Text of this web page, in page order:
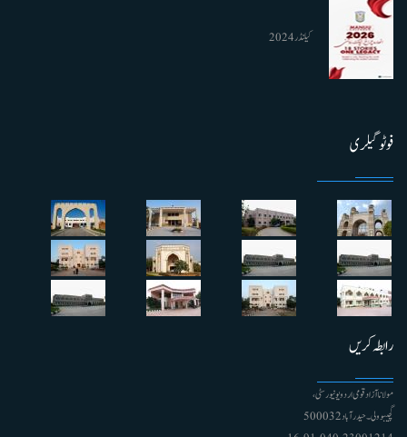
کیلنڈر 2024
فوٹو گیلری
رابطہ کریں
مولانا آزاد قومی اردو یونیورسٹی ،
گچیبوولی۔ حیدرآباد 500032